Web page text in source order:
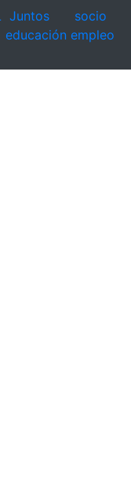
Juntos
educación
socio
empleo